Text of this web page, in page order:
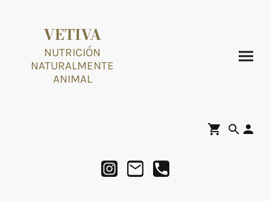
VETIVA
NUTRICIÓN
NATURALMENTE
ANIMAL